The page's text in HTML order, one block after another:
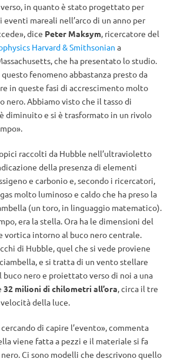
in quanto è stato progettato per
eventi mareali nell’arco di un anno per
dice Peter Maksym, ricercatore del
Harvard & Smithsonian a
che ha presentato lo studio.
fenomeno abbastanza presto da
in queste fasi di accrescimento molto
nero. Abbiamo visto che il tasso di
diminuito e si è trasformato in un rivolo
raccolti da Hubble nell’ultravioletto
della presenza di elementi
e carbonio e, secondo i ricercatori,
molto luminoso e caldo che ha preso la
(un toro, in linguaggio matematico).
era la stella. Ora ha le dimensioni del
vortica intorno al buco nero centrale.
di Hubble, quel che si vede proviene
e si tratta di un vento stellare
buco nero e proiettato verso di noi a una
32 milioni di chilometri all’ora, circa il tre
della luce.
di capire l’evento», commenta
viene fatta a pezzi e il materiale si fa
Ci sono modelli che descrivono quello